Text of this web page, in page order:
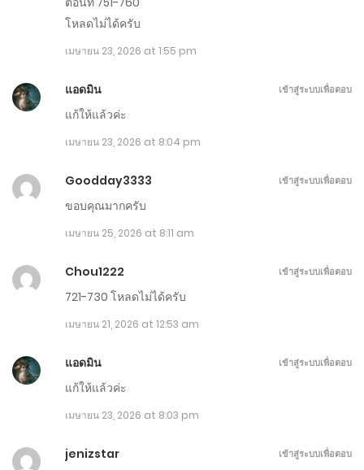
พฤษภาคม 26, 2026
ตอนที่ 1351-1360
พฤษภาคม 21, 2026
ตอนที่ 1331-1340
พฤษภาคม 6, 2026
ตอนที่ 1311-1320
พฤษภาคม 1, 2026
ตอนที่ 1309-1310
เมษายน 30, 2026
ตอนที่ 1307-1308
โหลดไม่ได้ครับ
เมษายน 23, 2026 at 1:55 pm
แอดมิน
แก้ให้แล้วค่ะ
เมษายน 23, 2026 at 8:04 pm
เข้าสู่ระบบเพื่อตอบ
Goodday3333
ขอบคุณมากครับ
เมษายน 25, 2026 at 8:11 am
เข้าสู่ระบบเพื่อตอบ
Chou1222
721-730 โหลดไม่ได้ครับ
เมษายน 21, 2026 at 12:53 am
เข้าสู่ระบบเพื่อตอบ
แอดมิน
แก้ให้แล้วค่ะ
เมษายน 23, 2026 at 8:03 pm
เข้าสู่ระบบเพื่อตอบ
jenizstar
เข้าสู่ระบบเพื่อตอบ